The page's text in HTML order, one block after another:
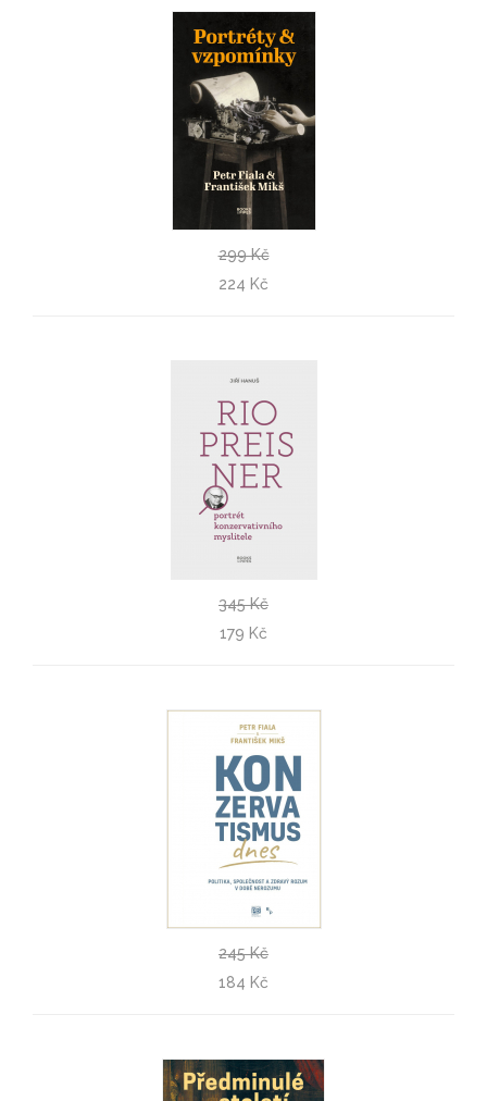
Petr Fiala, František Mikš
Portréty & vzpomínky
299 Kč
224 Kč
Jiří Hanuš
Rio Preisner
345 Kč
179 Kč
Petr Fiala, František Mikš
Konzervatismus dnes
245 Kč
184 Kč